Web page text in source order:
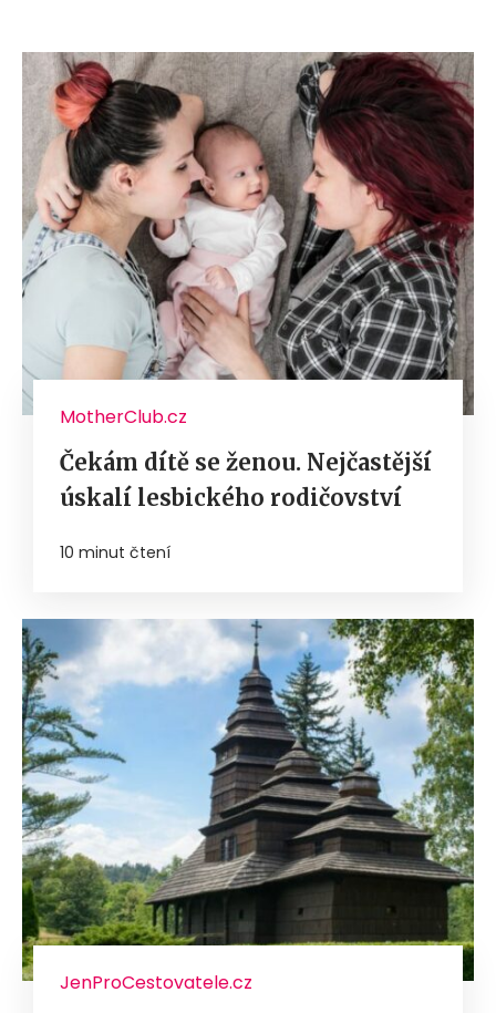
MotherClub.cz
Čekám dítě se ženou. Nejčastější
úskalí lesbického rodičovství
10 minut čtení
JenProCestovatele.cz